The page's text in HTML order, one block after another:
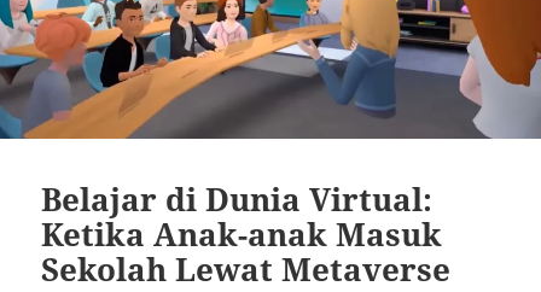
Belajar di Dunia Virtual:
Ketika Anak-anak Masuk
Sekolah Lewat Metaverse